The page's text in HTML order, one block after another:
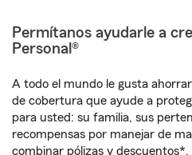
Permítanos ayudarle a
Personal®
A todo el mundo le gusta
de cobertura que ayude a
para usted: su familia, sus
recompensas por manejar de
combinar pólizas y